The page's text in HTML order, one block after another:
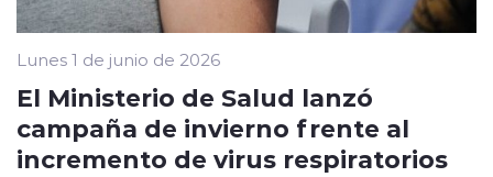
Lunes 1 de junio de 2026
El Ministerio de Salud lanzó
campaña de invierno frente al
incremento de virus respiratorios